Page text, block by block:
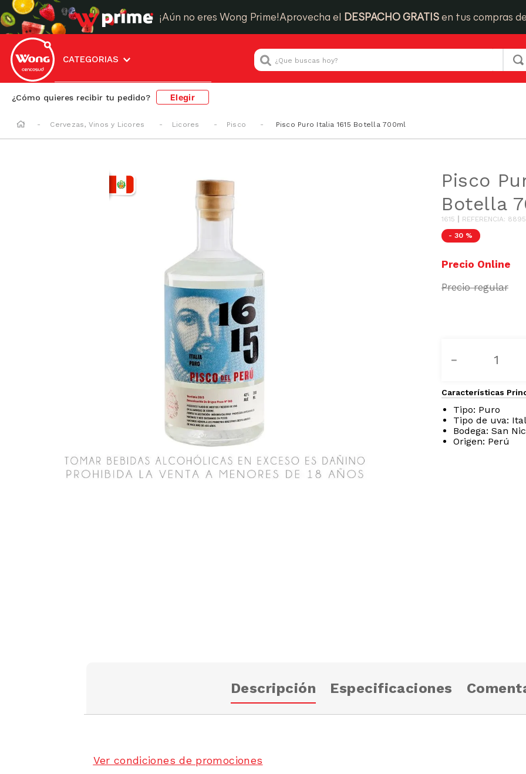
¡Aún no eres Wong Prime!Aprovecha el DESPACHO GRATIS en tus compras
CATEGORIAS
¿Que buscas hoy?
¿Cómo quieres recibir tu pedido? Elegir
Cervezas, Vinos y Licores Licores Pisco Pisco Puro Italia 1615 Botella 700ml
Pisco
Botella
1615 REFERENCIA:
- 30 %
－
Características
Tipo: Puro
Tipo de uva:
Bodega: San
Origen: Perú
Descripción Especificaciones
Ver condiciones de promociones